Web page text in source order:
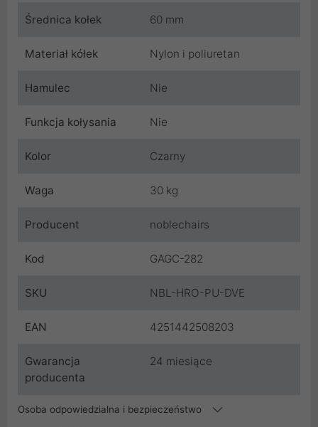
Średnica kołek 60 mm
Materiał kółek Nylon i poliuretan
Hamulec Nie
Funkcja kołysania Nie
Kolor Czarny
Waga 30 kg
Producent noblechairs
Kod GAGC-282
SKU NBL-HRO-PU-DVE
EAN 4251442508203
Gwarancja
producenta
24 miesiące
Osoba odpowiedzialna i bezpieczeństwo